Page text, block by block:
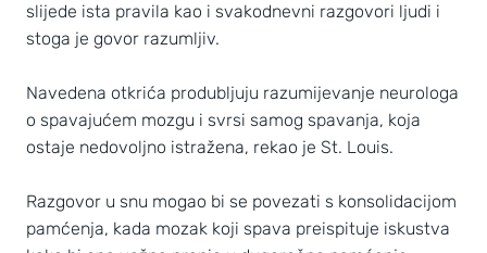
slijede ista pravila kao i svakodnevni razgovori ljudi i
stoga je govor razumljiv.
Navedena otkrića produbljuju razumijevanje neurologa
o spavajućem mozgu i svrsi samog spavanja, koja
ostaje nedovoljno istražena, rekao je St. Louis.
Razgovor u snu mogao bi se povezati s konsolidacijom
pamćenja, kada mozak koji spava preispituje iskustva